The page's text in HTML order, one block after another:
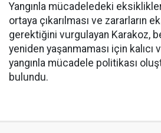
Yangınla mücadeledeki
ortaya çıkarılması ve zararların
gerektiğini vurgulayan Karakoz,
yeniden yaşanmaması için kalıcı
yangınla mücadele politikası
bulundu.